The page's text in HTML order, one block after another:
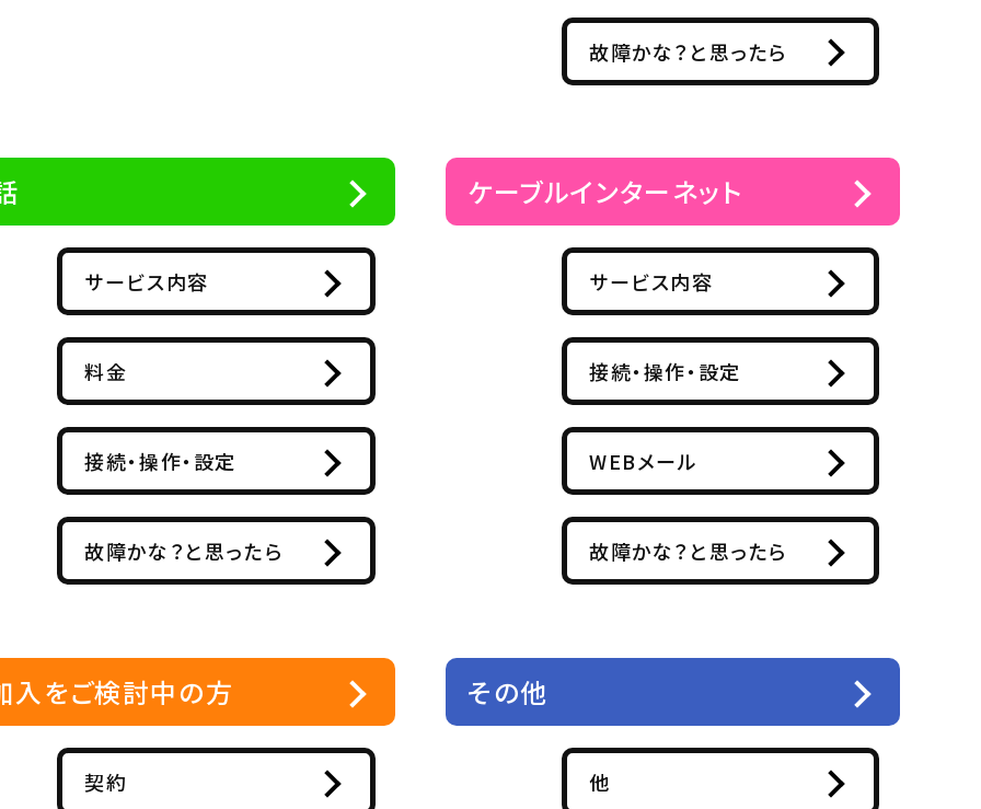
故障かな？と思ったら
サービス内容
料金
接続・操作・設定
故障かな？と思ったら
入をご検討中の方
契約
ケーブルインターネット
サービス内容
接続・操作・設定
WEBメール
故障かな？と思ったら
その他
他